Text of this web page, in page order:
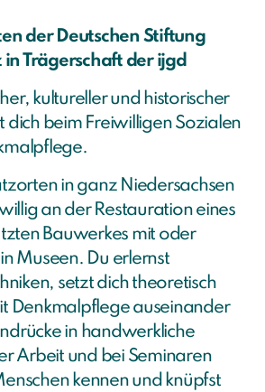
der Deutschen Stiftung
in Trägerschaft der ijgd
kultureller und historischer
dich beim Freiwilligen Sozialen
in ganz Niedersachsen
an der Restauration eines
Bauwerkes mit oder
Museen. Du erlernst
setzt dich theoretisch
Denkmalpflege auseinander
in handwerkliche
Arbeit und bei Seminaren
kennen und knüpfst